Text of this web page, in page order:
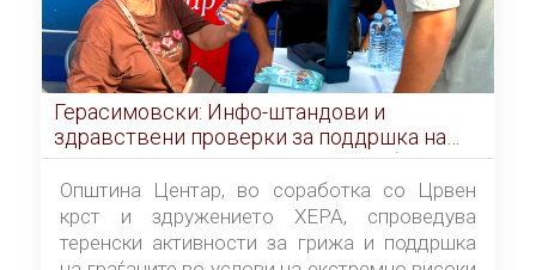
Герасимовски: Инфо-штандови и
здравствени проверки за поддршка на
граѓаните во услови на топлотен бран
Општина Центар, во соработка со Црвен
крст и здружението ХЕРА, спроведува
теренски активности за грижа и поддршка